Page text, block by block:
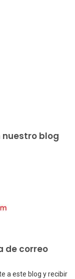
nuestro blog
de correo
a este blog y recibir